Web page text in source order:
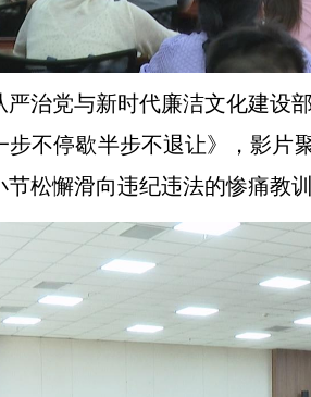
治党与新时代廉洁文化建设
不停歇半步不退让》，影片
松懈滑向违纪违法的惨痛教